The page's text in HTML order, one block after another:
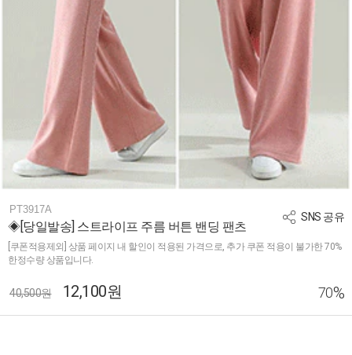
SNS 공유
PT3917A
◈[당일발송] 스트라이프 주름 버튼 밴딩 팬츠
[쿠폰적용제외] 상품 페이지 내 할인이 적용된 가격으로, 추가 쿠폰 적용이 불가한 70%
한정수량 상품입니다.
40,500원 12,100원 70%